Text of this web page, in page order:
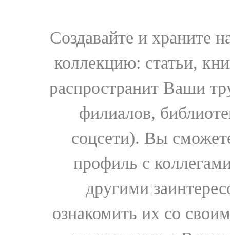
Создавайте и храните
коллекцию: статьи,
распространит Ваши
филиалов,
соцсети). Вы
профиль с
другими
ознакомить их со